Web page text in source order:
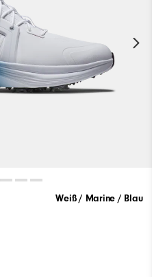
Weiß / Marine / Blau